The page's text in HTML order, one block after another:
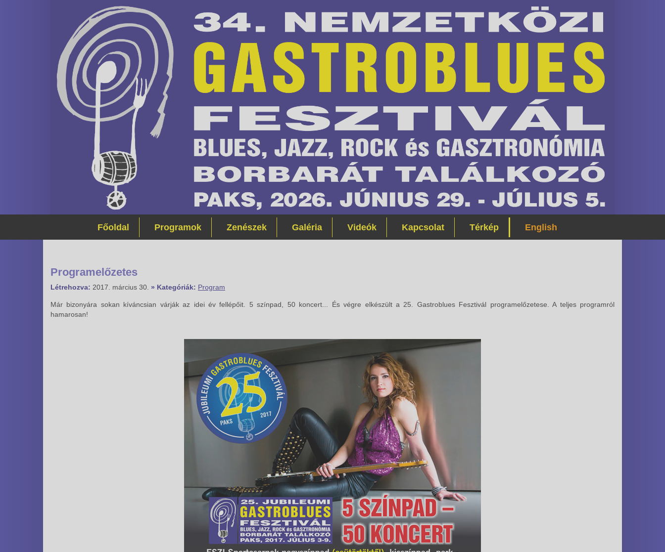
Főoldal Programok Zenészek Galéria Videók Kapcsolat Térkép English
Programelőzetes
Létrehozva: 2017. március 30. » Kategóriák: Program
Már bizonyára sokan kíváncsian várják az idei év fellépőit. 5 színpad, 50 koncert... És végre elkészült a 25. Gastroblues Fesztivál programelőzetese. A teljes programról
hamarosan!